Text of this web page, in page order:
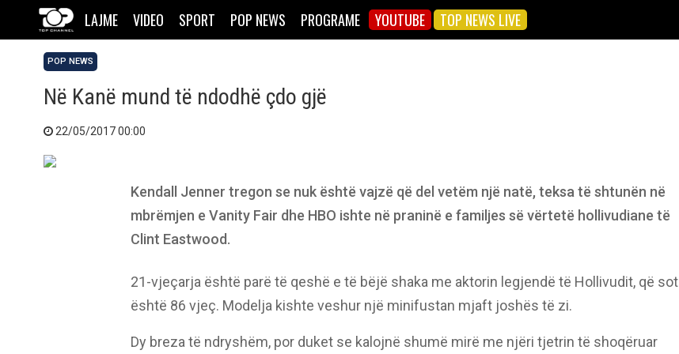
LAJME VIDEO SPORT POP NEWS PROGRAME YOUTUBE TOP NEWS LIVE
POP NEWS
Në Kanë mund të ndodhë çdo gjë
22/05/2017 00:00
Kendall Jenner tregon se nuk është vajzë që del vetëm një natë, teksa të shtunën në
mbrëmjen e Vanity Fair dhe HBO ishte në praninë e familjes së vërtetë hollivudiane të
Clint Eastwood.
21-vjeçarja është parë të qeshë e të bëjë shaka me aktorin legjendë të Hollivudit, që sot
është 86 vjeç. Modelja kishte veshur një minifustan mjaft joshës të zi.
Dy breza të ndryshëm, por duket se kalojnë shumë mirë me njëri tjetrin të shoqëruar